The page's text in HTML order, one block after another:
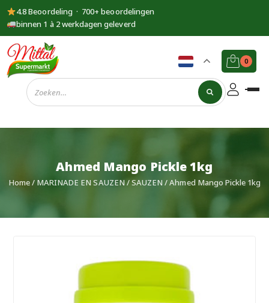
4.8 Beoordeling · 700+ beoordelingen
binnen 1 à 2 werkdagen geleverd
Supermarkt
Mittal
0
Ahmed Mango Pickle 1kg
Home/ MARINADE EN SAUZEN/SAUZEN / Ahmed Mango Pickle 1kg